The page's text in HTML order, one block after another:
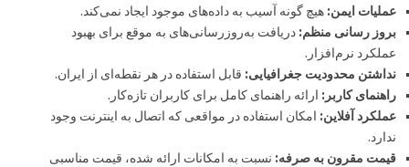
عملیات ایمن: هیچ گونه آسیب به داده‌های موجود ایجاد نمی‌کند.
بروز رسانی منظم: دریافت به‌روزرسانی‌های به موقع برای بهبود
عملکرد نرم‌افزار.
نداشتن محدودیت جغرافیایی: قابل استفاده در هر نقطه‌ای از ایران.
راهنمای کاربر: ارائه راهنمای کامل برای کاربران تازه‌کار.
عملکرد آفلاین: امکان استفاده در مواقعی که اتصال به اینترنت وجود
ندارد.
قیمت مقرون به صرفه: نسبت به امکانات ارائه شده، قیمت مناسبی